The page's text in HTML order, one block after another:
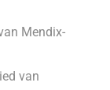
Mendix-
van